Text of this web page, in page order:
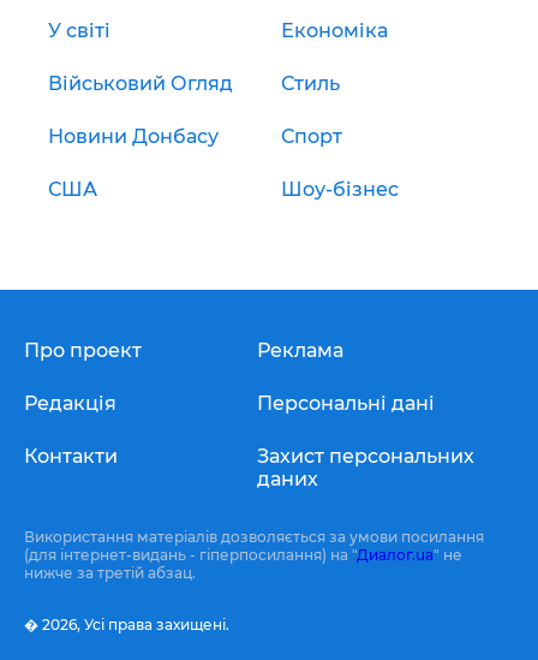
У світі Економіка
Військовий Огляд Стиль
Новини Донбасу Спорт
США Шоу-бізнес
Про проект
Редакція
Контакти
Реклама
Персональні дані
Захист персональних
даних
Використання матеріалів дозволяється за умови посилання
(для інтернет-видань - гіперпосилання) на "Диалог.ua" не
нижче за третій абзац.
� 2026, Усі права захищені.